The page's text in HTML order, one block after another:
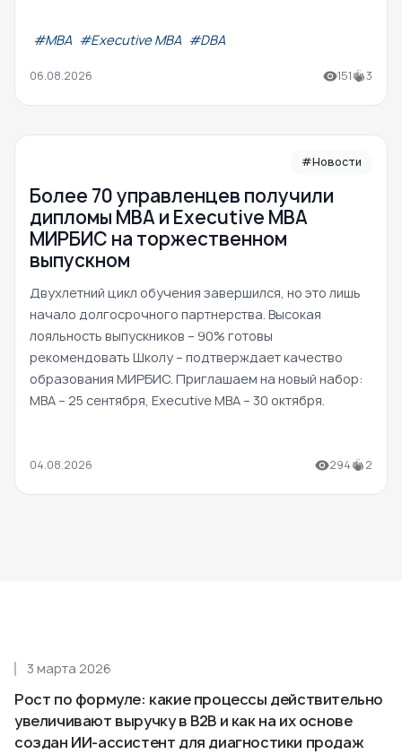
#МВА #Executive MBA #DBA
06.08.2026 151 3
#Новости
Более 70 управленцев получили
дипломы MBA и Executive MBA
МИРБИС на торжественном
выпускном
Двухлетний цикл обучения завершился, но это лишь
начало долгосрочного партнерства. Высокая
лояльность выпускников – 90% готовы
рекомендовать Школу – подтверждает качество
образования МИРБИС. Приглашаем на новый набор:
MBA – 25 сентября, Executive MBA – 30 октября.
04.08.2026 294 2
Рост по формуле: какие процессы действительно
увеличивают выручку в B2B и как на их основе
создан ИИ-ассистент для диагностики продаж
3 марта 2026